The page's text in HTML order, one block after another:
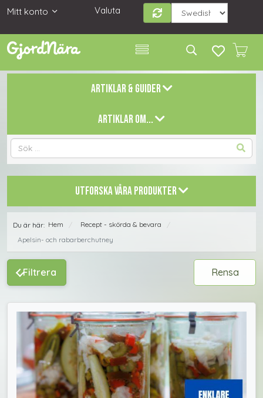
Mitt konto Valuta
ARTIKLAR & GUIDER
ARTIKLAR OM...
UTFORSKA VÅRA PRODUKTER
Du är här: Hem / Recept - skörda & bevara
/
Apelsin- och rabarberchutney
Filtrera Rensa